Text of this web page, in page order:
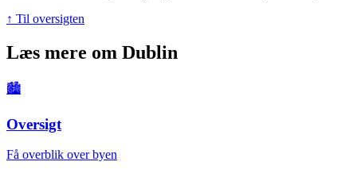
↑ Til oversigten
Læs mere om Dublin
🏙️
Oversigt
Få overblik over byen